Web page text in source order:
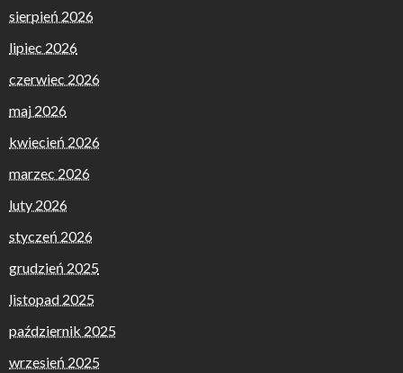
sierpień 2026
lipiec 2026
czerwiec 2026
maj 2026
kwiecień 2026
marzec 2026
luty 2026
styczeń 2026
grudzień 2025
listopad 2025
październik 2025
wrzesień 2025